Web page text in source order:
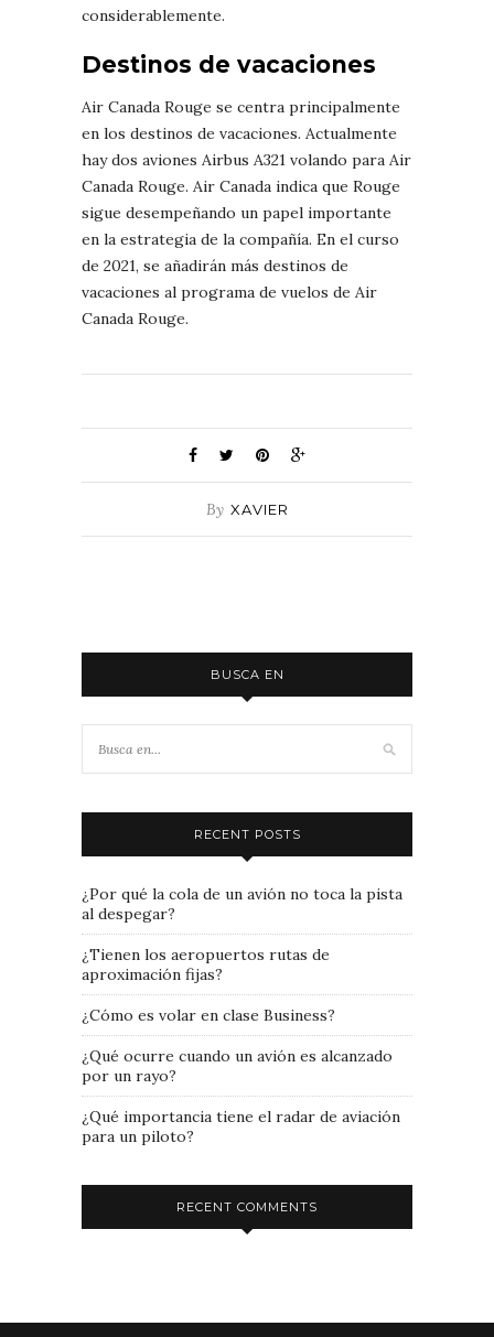
considerablemente.
Destinos de vacaciones
Air Canada Rouge se centra principalmente
en los destinos de vacaciones. Actualmente
hay dos aviones Airbus A321 volando para Air
Canada Rouge. Air Canada indica que Rouge
sigue desempeñando un papel importante
en la estrategia de la compañía. En el curso
de 2021, se añadirán más destinos de
vacaciones al programa de vuelos de Air
Canada Rouge.
By XAVIER
BUSCA EN
RECENT POSTS
¿Por qué la cola de un avión no toca la pista
al despegar?
¿Tienen los aeropuertos rutas de
aproximación fijas?
¿Cómo es volar en clase Business?
¿Qué ocurre cuando un avión es alcanzado
por un rayo?
¿Qué importancia tiene el radar de aviación
para un piloto?
RECENT COMMENTS